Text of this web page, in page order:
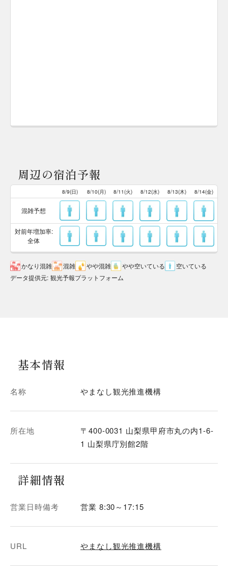
周辺の宿泊予報
8/9(日) 8/10(月) 8/11(火) 8/12(水) 8/13(木) 8/14(金)
混雑予想
対前年増加率:
全体
かなり混雑 混雑 やや混雑 やや空いている
空いている
データ提供元: 観光予報プラットフォーム
基本情報
名称 やまなし観光推進機構
所在地
〒400-0031 山梨県甲府市丸の内1-6-
1 山梨県庁別館2階
詳細情報
営業日時備考 営業 8:30～17:15
URL やまなし観光推進機構